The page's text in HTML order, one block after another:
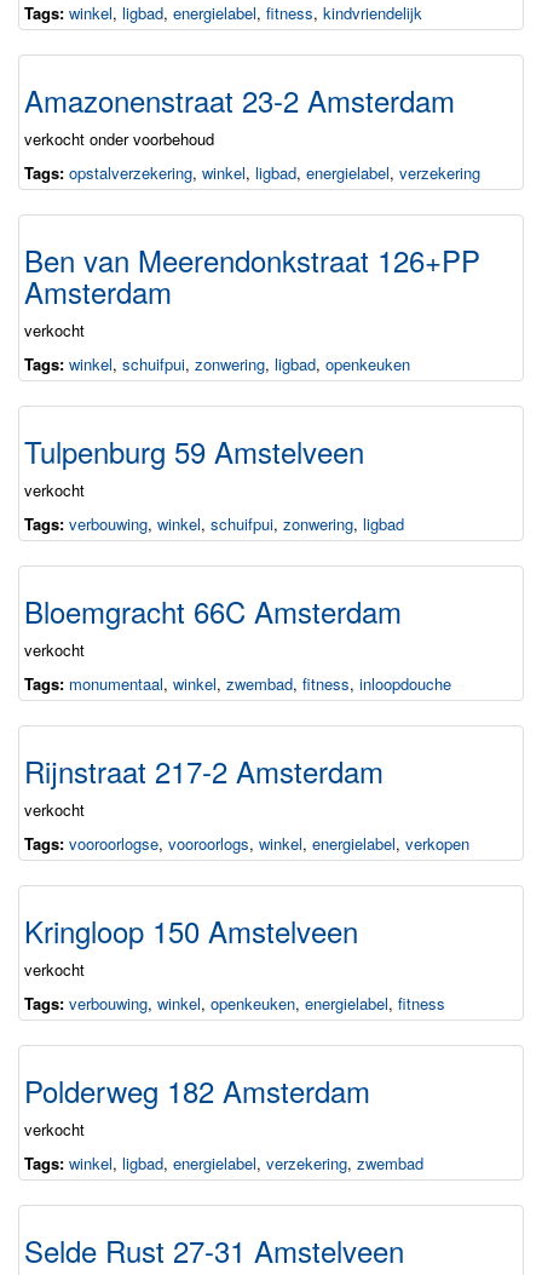
Tags: winkel, ligbad, energielabel, fitness, kindvriendelijk
Amazonenstraat 23-2 Amsterdam
verkocht onder voorbehoud
Tags: opstalverzekering, winkel, ligbad, energielabel, verzekering
Ben van Meerendonkstraat 126+PP
Amsterdam
verkocht
Tags: winkel, schuifpui, zonwering, ligbad, openkeuken
Tulpenburg 59 Amstelveen
verkocht
Tags: verbouwing, winkel, schuifpui, zonwering, ligbad
Bloemgracht 66C Amsterdam
verkocht
Tags: monumentaal, winkel, zwembad, fitness, inloopdouche
Rijnstraat 217-2 Amsterdam
verkocht
Tags: vooroorlogse, vooroorlogs, winkel, energielabel, verkopen
Kringloop 150 Amstelveen
verkocht
Tags: verbouwing, winkel, openkeuken, energielabel, fitness
Polderweg 182 Amsterdam
verkocht
Tags: winkel, ligbad, energielabel, verzekering, zwembad
Selde Rust 27-31 Amstelveen